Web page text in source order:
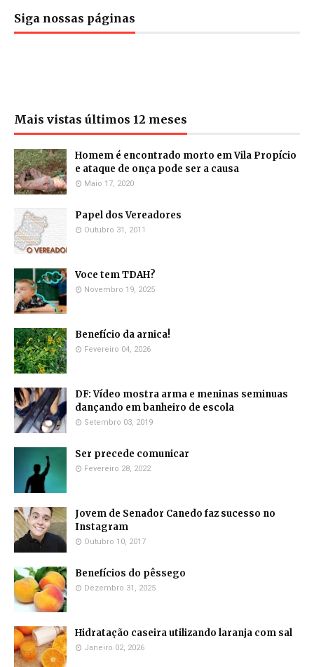
Siga nossas páginas
Mais vistas últimos 12 meses
Homem é encontrado morto em Vila Propício
e ataque de onça pode ser a causa
Maio 17, 2020
Papel dos Vereadores
Outubro 31, 2011
Voce tem TDAH?
Novembro 19, 2025
Benefício da arnica!
Fevereiro 04, 2026
DF: Vídeo mostra arma e meninas seminuas
dançando em banheiro de escola
Setembro 03, 2019
Ser precede comunicar
Fevereiro 28, 2022
Jovem de Senador Canedo faz sucesso no
Instagram
Outubro 10, 2017
Benefícios do pêssego
Dezembro 31, 2025
Hidratação caseira utilizando laranja com sal
Janeiro 02, 2026